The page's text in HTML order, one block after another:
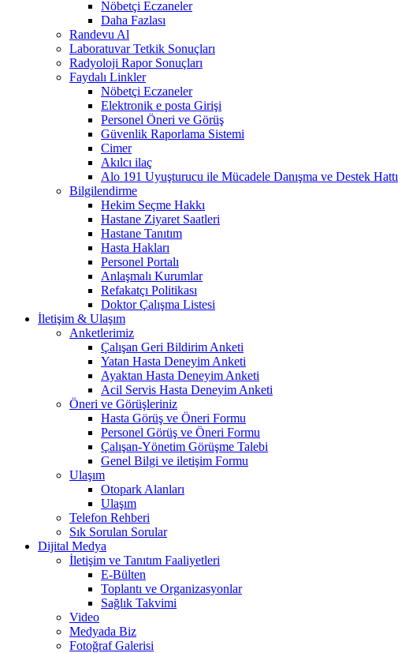
Nöbetçi Eczaneler
Daha Fazlası
Randevu Al
Laboratuvar Tetkik Sonuçları
Radyoloji Rapor Sonuçları
Faydalı Linkler
Nöbetçi Eczaneler
Elektronik e posta Girişi
Personel Öneri ve Görüş
Güvenlik Raporlama Sistemi
Cimer
Akılcı ilaç
Alo 191 Uyuşturucu ile Mücadele Danışma ve Destek Hattı
Bilgilendirme
Hekim Seçme Hakkı
Hastane Ziyaret Saatleri
Hastane Tanıtım
Hasta Hakları
Personel Portalı
Anlaşmalı Kurumlar
Refakatçı Politikası
Doktor Çalışma Listesi
İletişim & Ulaşım
Anketlerimiz
Çalışan Geri Bildirim Anketi
Yatan Hasta Deneyim Anketi
Ayaktan Hasta Deneyim Anketi
Acil Servis Hasta Deneyim Anketi
Öneri ve Görüşleriniz
Hasta Görüş ve Öneri Formu
Personel Görüş ve Öneri Formu
Çalışan-Yönetim Görüşme Talebi
Genel Bilgi ve iletişim Formu
Ulaşım
Otopark Alanları
Ulaşım
Telefon Rehberi
Sık Sorulan Sorular
Dijital Medya
İletişim ve Tanıtım Faaliyetleri
E-Bülten
Toplantı ve Organizasyonlar
Sağlık Takvimi
Video
Medyada Biz
Fotoğraf Galerisi